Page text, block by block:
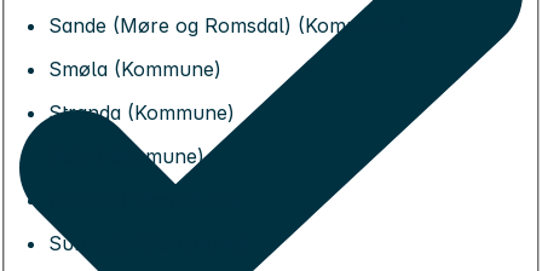
Sande (Møre og Romsdal) (Kommune)
Smøla (Kommune)
Stranda (Kommune)
Sula (Kommune)
Surnadal (Kommune)